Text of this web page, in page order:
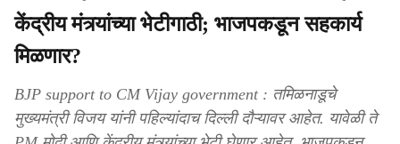
केंद्रीय मंत्र्यांच्या भेटीगाठी; भाजपकडून सहकार्य
मिळणार?
BJP support to CM Vijay government : तमिळनाडूचे
मुख्यमंत्री विजय यांनी पहिल्यांदाच दिल्ली दौऱ्यावर आहेत. यावेळी ते